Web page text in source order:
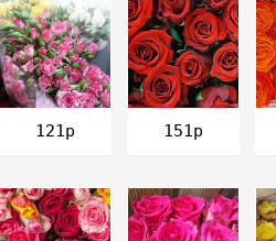
121р 151р